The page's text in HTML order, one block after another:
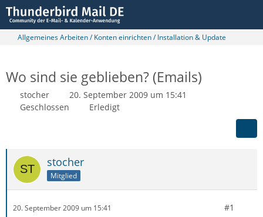
Allgemeines Arbeiten / Konten einrichten / Installation & Update
Wo sind sie geblieben? (Emails)
stocher
20. September 2009 um 15:41
Geschlossen
Erledigt
stocher
Mitglied
20. September 2009 um 15:41 #1